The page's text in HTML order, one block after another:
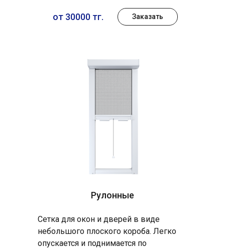
от 30000 тг. Заказать
Рулонные
Сетка для окон и дверей в виде
небольшого плоского короба. Легко
опускается и поднимается по